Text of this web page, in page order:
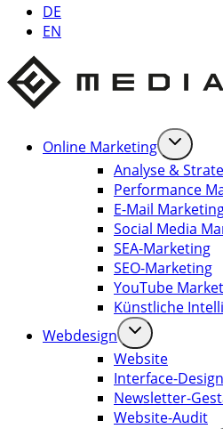
DE
EN
Online Marketing
Analyse &
Performance
E-Mail
Social Media
SEA-Marketing
SEO-Marketing
YouTube
Künstliche
Webdesign
Website
Interface-
Newsletter-
Website-Audit